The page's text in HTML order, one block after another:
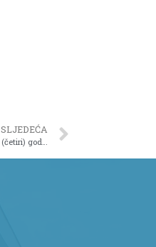
SLJEDEĆA
ODLUKA o raspisivanju konkursa za izbor i imenovanje direktora škole na period od 4 (četiri) godine